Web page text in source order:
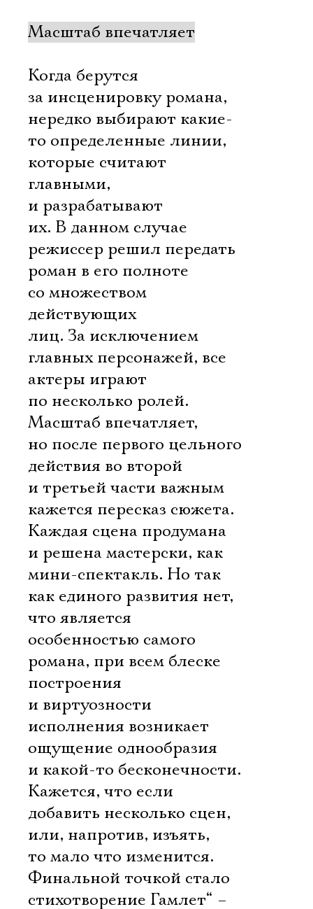
Масштаб впечатляет
Когда берутся
за инсценировку романа,
нередко выбирают какие-
то определенные линии,
которые считают
главными,
и разрабатывают
их. В данном случае
режиссер решил передать
роман в его полноте
со множеством
действующих
лиц. За исключением
главных персонажей, все
актеры играют
по несколько ролей.
Масштаб впечатляет,
но после первого цельного
действия во второй
и третьей части важным
кажется пересказ сюжета.
Каждая сцена продумана
и решена мастерски, как
мини-спектакль. Но так
как единого развития нет,
что является
особенностью самого
романа, при всем блеске
построения
и виртуозности
исполнения возникает
ощущение однообразия
и какой-то бесконечности.
Кажется, что если
добавить несколько сцен,
или, напротив, изъять,
то мало что изменится.
Финальной точкой стало
стихотворение Гамлет“ –